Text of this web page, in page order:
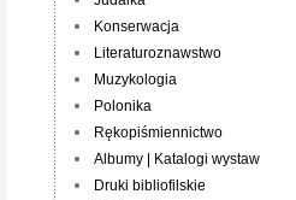
Konserwacja
Literaturoznawstwo
Muzykologia
Polonika
Rękopiśmiennictwo
Albumy | Katalogi wystaw
Druki bibliofilskie